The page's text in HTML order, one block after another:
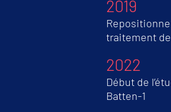
2019
traitement
2022
Début de
Batten-1